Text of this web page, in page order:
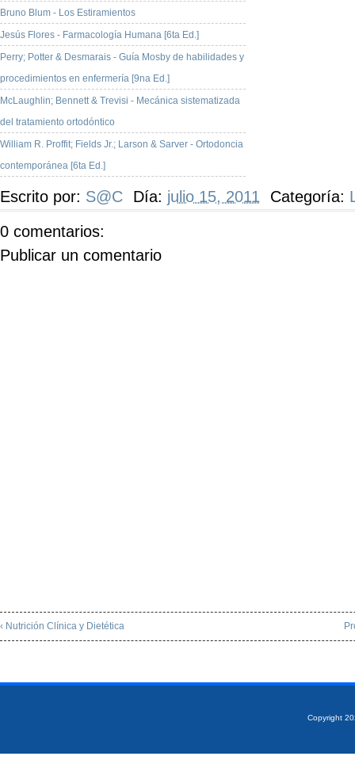
Bruno Blum - Los Estiramientos
Jesús Flores - Farmacología Humana [6ta Ed.]
Perry; Potter & Desmarais - Guía Mosby de habilidades y
procedimientos en enfermería [9na Ed.]
McLaughlin; Bennett & Trevisi - Mecánica sistematizada
del tratamiento ortodóntico
William R. Proffit; Fields Jr.; Larson & Sarver - Ortodoncia
contemporánea [6ta Ed.]
Escrito por: S@C Día: julio 15, 2011 Categoría:
0 comentarios:
Publicar un comentario
‹ Nutrición Clínica y Dietética
Copyright